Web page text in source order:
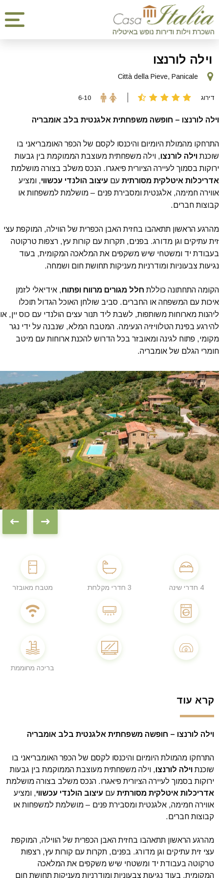
וילה לורנצו
דירוג 6-10
Città della Pieve, Panicale
וילה לורנצו – חופשה משפחתית אלגנטית בלב אומבריה
התרחקו מהמולת היומיום והיכנסו לקסם של הכפר האומבריאני בו
שוכנת וילה לורנצו, וילה משפחתית מעוצבת הממוקמת בין גבעות
ירוקות בסמוך לעיירה הציורית פיאגרו. הנכס משלב בצורה מושלמת
אדריכלות איטלקית מסורתית עם עיצוב הולנדי עכשווי, ומציע
אווירה חמימה, אלגנטית ומסבירת פנים – מושלמת למשפחות או
קבוצות חברים.
מהרגע הראשון תתאהבו בחזית האבן הכפרית של הווילה, המוקפת עצי
זית עתיקים וגן מדורג. בפנים, תקרות עם קורות עץ, רצפות טרקוטה
בעבודת יד ומשטחי שיש משקפים את המלאכה המקומית, בעוד
נגיעות צבעוניות ומודרניות מעניקות תחושת חום ושמחה.
הקומה התחתונה כוללת חלל מגורים מרווח ופתוח, אידיאלי לזמן
איכות עם המשפחה או החברים. סביב שולחן האוכל הגדול תוכלו
ליהנות מארוחות משותפות, לשבת ליד תנור עצים הולנדי עם כוס יין, או
להירגע בפינת הטלוויזיה הנעימה. המטבח המלא, שנבנה על ידי נגר
מקומי, פתוח לגינה ומאובזר בכל הדרוש להכנת ארוחות עם מיטב
חומרי הגלם של אומבריה.
4 חדרי שינה 3 חדרי מקלחת מטבח מאובזר
בריכה מחוממת
קרא עוד
וילה לורנצו – חופשה משפחתית אלגנטית בלב אומבריה
התרחקו מהמולת היומיום והיכנסו לקסם של הכפר האומבריאני בו
שוכנת וילה לורנצו, וילה משפחתית מעוצבת הממוקמת בין גבעות
ירוקות בסמוך לעיירה הציורית פיאגרו. הנכס משלב בצורה מושלמת
אדריכלות איטלקית מסורתית עם עיצוב הולנדי עכשווי, ומציע
אווירה חמימה, אלגנטית ומסבירת פנים – מושלמת למשפחות או
קבוצות חברים.
מהרגע הראשון תתאהבו בחזית האבן הכפרית של הווילה, המוקפת
עצי זית עתיקים וגן מדורג. בפנים, תקרות עם קורות עץ, רצפות
טרקוטה בעבודת יד ומשטחי שיש משקפים את המלאכה
המקומית, בעוד נגיעות צבעוניות ומודרניות מעניקות תחושת חום